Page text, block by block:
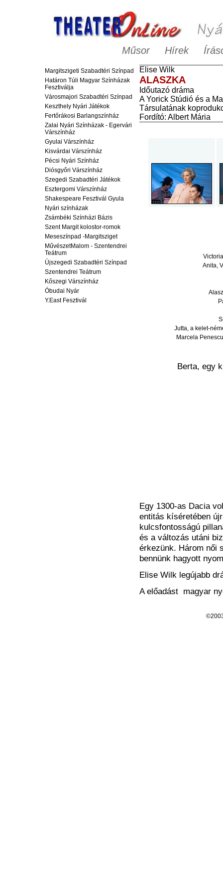
Műsor Hírek
Margitszigeti Szabadtéri Színpad
Határon Túli Magyar Színházak
Fesztiválja
Városmajori Szabadtéri Színpad
Keszthely Nyári Játékok
Fertőrákosi Barlangszínház
Zalai Nyári Színházak - Egervári
Várszínház
Gyulai Várszínház
Kisvárdai Várszínház
Pécsi Nyári Színház
Diósgyőri Várszínház
Szegedi Szabadtéri Játékok
Esztergomi Várszínház
Shakespeare Fesztivál Gyula
Nyári színházak
Zsámbéki Színházi Bázis
Szent Margit kolostor-romok
Meseszínpad -Margitsziget
MűvészetMalom - Szentendrei
Teátrum
Újszegedi Szabadtéri Színpad
Szentendrei Teátrum
Kőszegi Várszínház
Óbudai Nyár
Y.East Fesztivál
Elise Wilk
ALASZKA
Időutazó dráma
A Yorick Stúdió és a
Társulatának
Fordító: Albert Mária
Victoria
Anita,
Jutta, a kelet-
Marcela Penescu
Berta, egy
Egy 1300-as Dacia
entitás kíséretében
kulcsfontosságú
és a változás utáni
érkezünk. Három női
bennünk hagyott
Elise Wilk legújabb
A előadást magyar